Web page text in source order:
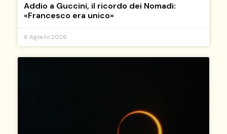
Addio a Guccini, il ricordo dei Nomadi:
«Francesco era unico»
6 Agosto 2026